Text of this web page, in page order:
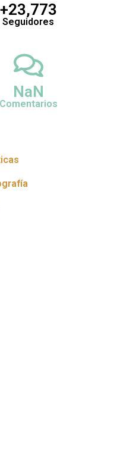
+23,773
Seguidores
NaN
Comentarios